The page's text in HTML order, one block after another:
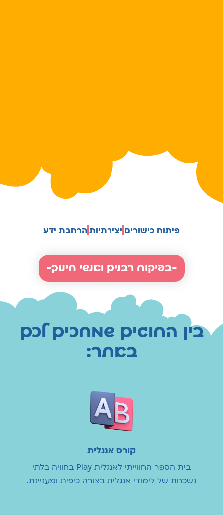
פיתוח כישורים יצירתיותהרחבת ידע
-בפיקוח רבנים ואנשי חינוך-
בין החוגים שמחכים לכם
באתר:
קורס אנגלית
בית הספר החווייתי לאנגלית Play בחוויה בלתי
נשכחת של לימודי אנגלית בצורה כיפית ומעניינת.